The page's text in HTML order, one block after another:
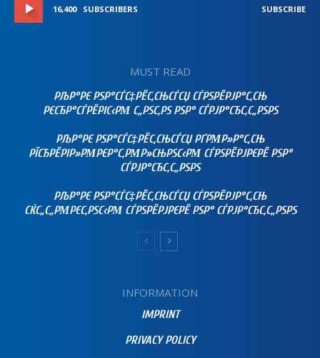
16,400 SUBSCRIBERS SUBSCRIBE
MUST READ
РЉР°РЄ РЅР°СЃС‡РЁС‚СЊСЃСЏ СЃРЅРЁРЈР°С‚СЊ
РЄСЂР°СЃРЁРІС‹РΜ С„РЅС‚РЅ РЅР° СЃРЈР°СЂС‚С„РЅРЅ
РЉР°РЄ РЅР°СЃС‡РЁС‚СЊСЃСЏ РҐРΜР»Р°С‚СЊ
РЇСЂРЁРІР»РΜРЄР°С‚РΜР»СЊРЅС‹РΜ СЃРЅРЁРЈРЄРЁ РЅР°
СЃРЈР°СЂС‚С„РЅРЅ
РЉР°РЄ РЅР°СЃС‡РЁС‚СЊСЃСЏ СЃРЅРЁРЈР°С‚СЊ
СЌС„С„РΜРЄС‚РЅС‹РΜ СЃРЅРЁРЈРЄРЁ РЅР° СЃРЈР°СЂС‚С„РЅРЅ
INFORMATION
IMPRINT
PRIVACY POLICY